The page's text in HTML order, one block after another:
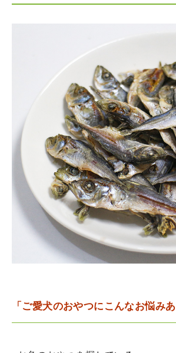
「ご愛犬のおやつにこんなお悩み